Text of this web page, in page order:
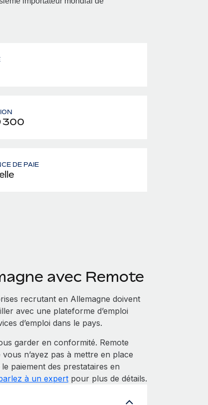
300
DE PAIE
avec Remote
recrutant en Allemagne doivent
avec une plateforme d’emploi
d’emploi dans le pays.
garder en conformité. Remote
n’ayez pas à mettre en place
paiement des prestataires en
à un expertpour plus de détails.